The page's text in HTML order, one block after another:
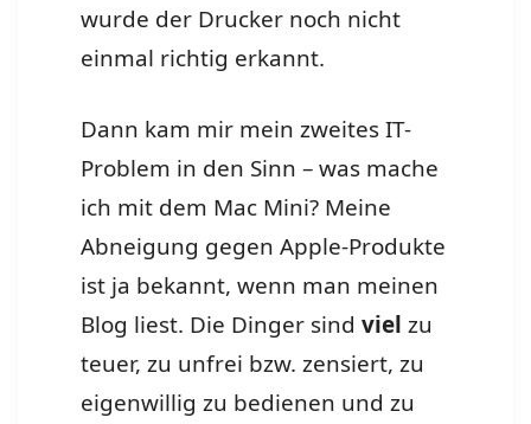
wurde der Drucker noch nicht
einmal richtig erkannt.
Dann kam mir mein zweites IT-
Problem in den Sinn – was mache
ich mit dem Mac Mini? Meine
Abneigung gegen Apple-Produkte
ist ja bekannt, wenn man meinen
Blog liest. Die Dinger sindviel zu
teuer, zu unfrei bzw. zensiert, zu
eigenwillig zu bedienen und zu